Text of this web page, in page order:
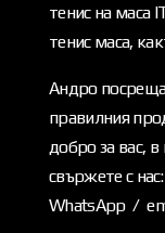
тенис на маса
тенис маса,
Андро
правилния
добро за вас,
свържете с
WhatsApp /